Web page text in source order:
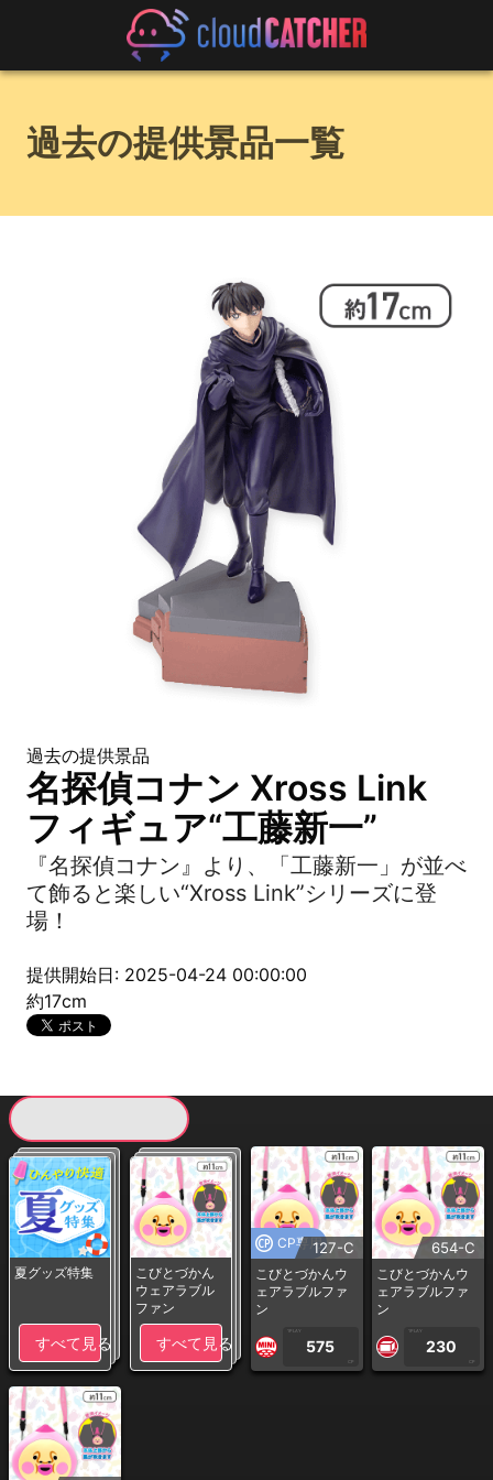
過去の提供景品一覧
過去の提供景品
名探偵コナン Xross Link
フィギュア“工藤新一”
『名探偵コナン』より、「工藤新一」が並べ
て飾ると楽しい“Xross Link”シリーズに登
場！
提供開始日: 2025-04-24 00:00:00
約17cm
夏グッズ特集
すべて見る
こびとづかん
ウェアラブル
ファン
すべて見る
CP専用127-C
こびとづかんウ
ェアラブルファ
ン
1PLAY
575
CP
654-C
こびとづかんウ
ェアラブルファ
ン
1PLAY
230
CP